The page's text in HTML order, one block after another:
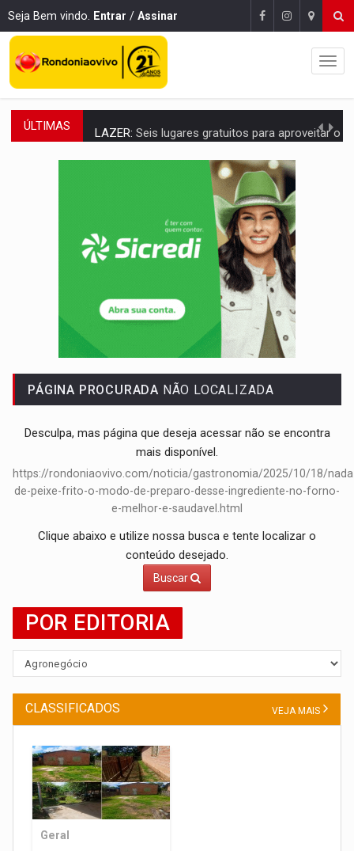
Seja Bem vindo. Entrar / Assinar
ÚLTIMAS LAZER: Seis lugares gratuitos para aproveitar o fim de semana
VÍDEO:FTICCO e Força Tática prendem membro do CV com arma e drogas
Prefeitura fortalece parceria com a APAE para ampliar ações
Exército testa inovações no combate a drones durante
TEMAS SOCIOAMBIENTAIS:Em Itapuã do Oeste, CINEMAZÔNIA leva cinema
Interior de Rondônia terá sábado (8) de calor
INFRAESTRUTURA: Após quase 30 anos de espera, asfalto chega ao
A ILHA: Coreografia de Rondônia estreia na programação do Festival de
Pai do 'Xandy Motocross' morre em
PÁGINA PROCURADA NÃO LOCALIZADA
Desculpa, mas página que deseja acessar não se encontra
mais disponível.
https://rondoniaovivo.com/noticia/gastronomia/2025/10/18/
de-peixe-frito-o-modo-de-preparo-desse-ingrediente-no-forno-
e-melhor-e-saudavel.html
Clique abaixo e utilize nossa busca e tente localizar o
conteúdo desejado.
Buscar
POR EDITORIA
CLASSIFICADOS VEJA MAIS
Geral